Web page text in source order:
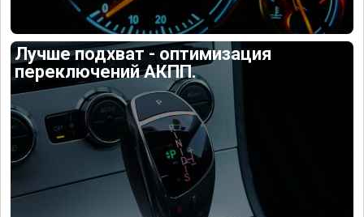
Лучше подхват - оптимизация
переключений АКПП.